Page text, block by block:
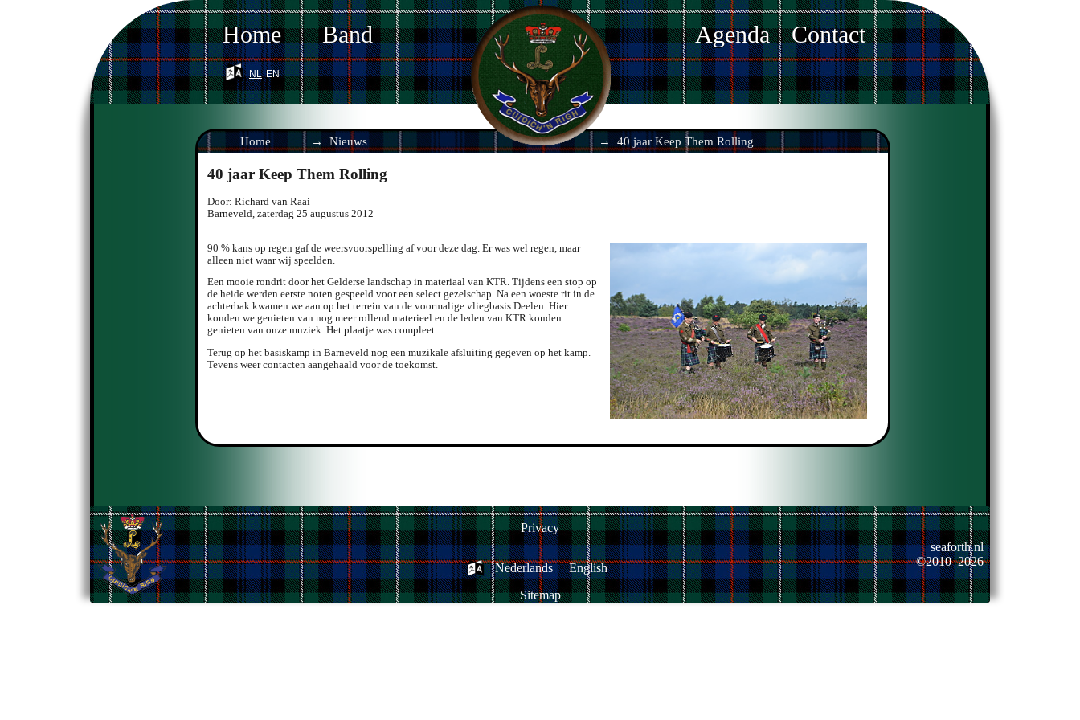
Home Band Agenda Contact
nl en
Home Nieuws 40 jaar Keep Them Rolling
40 jaar Keep Them Rolling
Door:Richard van Raai
Barneveld,zaterdag 25 augustus 2012
90 % kans op regen gaf de weersvoorspelling af voor deze dag. Er was wel regen, maar
alleen niet waar wij speelden.
Een mooie rondrit door het Gelderse landschap in materiaal van KTR. Tijdens een stop op
de heide werden eerste noten gespeeld voor een select gezelschap. Na een woeste rit in de
achterbak kwamen we aan op het terrein van de voormalige vliegbasis Deelen. Hier
konden we genieten van nog meer rollend materieel en de leden van KTR konden
genieten van onze muziek. Het plaatje was compleet.
Terug op het basiskamp in Barneveld nog een muzikale afsluiting gegeven op het kamp.
Tevens weer contacten aangehaald voor de toekomst.
Privacy
Nederlands
English
Sitemap
seaforth.nl
©2010–2026